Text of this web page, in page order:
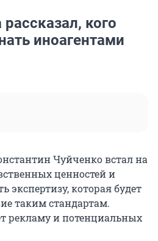
кого
иноагентами
Чуйченко встал на
ценностей и
экспертизу, которая будет
таким стандартам.
рекламу и потенциальных